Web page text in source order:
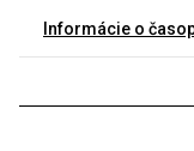
Informácie o